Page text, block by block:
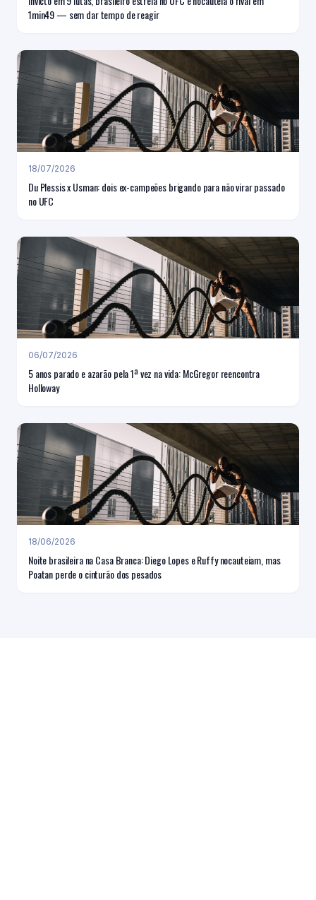
1min49 — sem dar tempo de reagir
18/07/2026
Du Plessis x Usman: dois ex-campeões brigando para não virar passado
no UFC
06/07/2026
5 anos parado e azarão pela 1ª vez na vida: McGregor reencontra
Holloway
18/06/2026
Noite brasileira na Casa Branca: Diego Lopes e Ruffy nocauteiam, mas
Poatan perde o cinturão dos pesados